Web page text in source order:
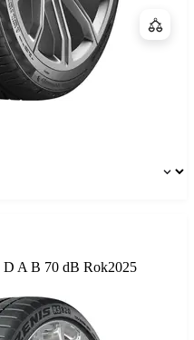
Etykieta:
D A B 70 dB Rok2025